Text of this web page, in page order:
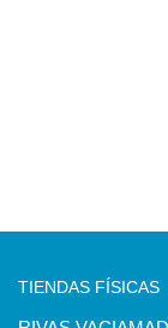
TIENDAS FÍSICAS